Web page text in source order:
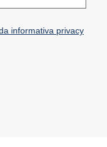
informativa privacy